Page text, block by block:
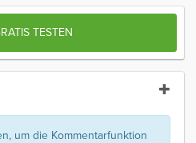
TESTEN
um die Kommentarfunktion